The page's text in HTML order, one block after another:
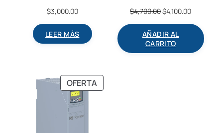
$3,000.00
LEER MÁS
$4,700.00Original
was:
$4,700.00.
$4,100.00Current
is:
$4,100.00.
AÑADIR AL
CARRITO
OFERTA
EN